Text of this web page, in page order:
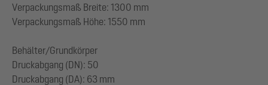
Verpackungsmaß Breite: 1300 mm
Verpackungsmaß Höhe: 1550 mm
Behälter/Grundkörper
Druckabgang (DN): 50
Druckabgang (DA): 63 mm